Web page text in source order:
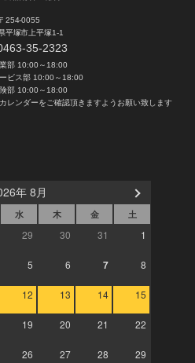
254-0055
平塚市上平塚1-1
35-2323
部 10:00～18:00
ビス部 10:00～18:00
部 10:00～18:00
レンダーをご確認頂きますようお願い致します
年 8月
水 木 金 土
29 30 31 1
5 6 7 8
12 13 14 15
19 20 21 22
26 27 28 29